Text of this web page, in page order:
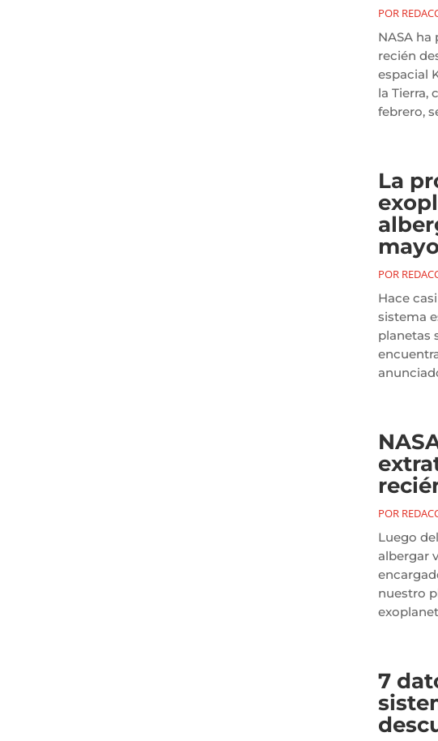
POR
NASA
recién
espacial
la Tierra,
febrero,
La
POR
Hace
sistema
planetas
POR
Luego
albergar
nuestro
7